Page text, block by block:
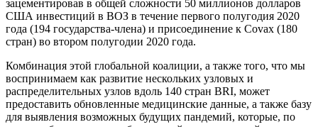
зацементировав в общей сложности 50 миллионов долларов
США инвестиций в ВОЗ в течение первого полугодия 2020
года (194 государства-члена) и присоединение к Covax (180
стран) во втором полугодии 2020 года.
Комбинация этой глобальной коалиции, а также того, что мы
воспринимаем как развитие нескольких узловых и
распределительных узлов вдоль 140 стран BRI, может
предоставить обновленные медицинские данные, а также базу
для выявления возможных будущих пандемий, которые, по